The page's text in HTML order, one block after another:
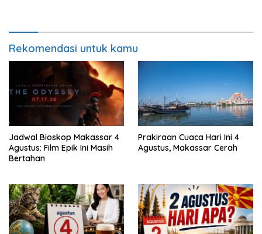
Rekomendasi untuk kamu
Jadwal Bioskop Makassar 4
Agustus: Film Epik Ini Masih
Bertahan
Prakiraan Cuaca Hari Ini 4
Agustus, Makassar Cerah